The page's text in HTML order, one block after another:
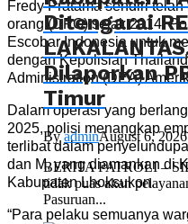
Fredy Pratama sendiri
orang (DPO) sejak 2014.
Escobar Indonesia untuk
dengan Kepolisian
Administration (DEA)
Dalam operasi yang
2025, polisi menangkap
terlibat dalam
dan M, yang diamankan di
Kabupaten Lhoksukon.
“Para pelaku semuanya
Ditengarai
Dilaporkan
Timur
ByadminAugust 6, 2026
BERITA PATROLI –
tidak puas akan
Pasuruan...